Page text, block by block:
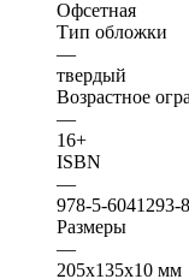
Офсетная
Тип обложки
—
твердый
Возрастное
—
16+
ISBN
—
978-5-6041293-
Размеры
—
205х135х10 мм